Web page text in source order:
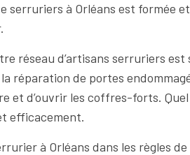
serruriers à Orléans est formée
réseau d’artisans serruriers
réparation de portes
et d’ouvrir les coffres-forts.
efficacement.
à Orléans dans les règles